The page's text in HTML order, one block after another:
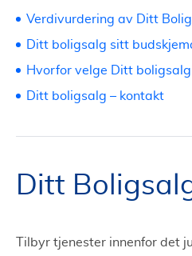
Ditt
Tilbyr tjenester innenfor det
Verdivurdering av Ditt
Ditt boligsalg sitt
Hvorfor velge Ditt
Ditt boligsalg – kontakt